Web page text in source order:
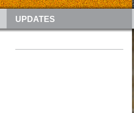
UPDATES